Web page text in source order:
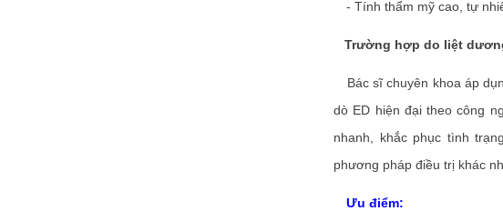
- Tính thẩm mỹ cao, tự
Trường hợp do liệt
Bác sĩ chuyên khoa áp
dò ED hiện đại theo công
nhanh, khắc phục tình
phương pháp điều trị khác
Ưu điểm: